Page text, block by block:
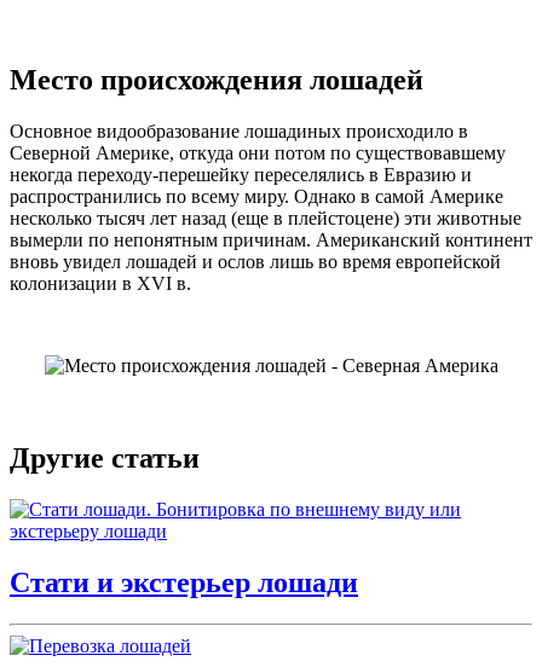
Место происхождения лошадей
Основное видообразование лошадиных происходило в
Северной Америке, откуда они потом по существовавшему
некогда переходу-перешейку переселялись в Евразию и
распространились по всему миру. Однако в самой Америке
несколько тысяч лет назад (еще в плейстоцене) эти животные
вымерли по непонятным причинам. Американский континент
вновь увидел лошадей и ослов лишь во время европейской
колонизации в XVI в.
Другие статьи
Стати и экстерьер лошади